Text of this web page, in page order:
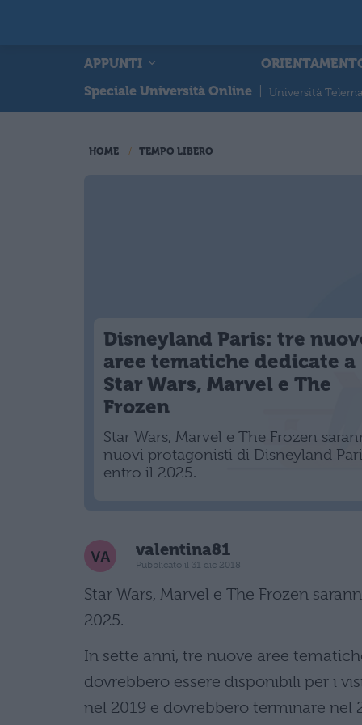
APPUNTI
Speciale Università Online
Università
HOME TEMPO LIBERO
Disneyland Paris: tre
aree tematiche dedicate a
Star Wars, Marvel e The
Frozen
Star Wars, Marvel e The Frozen
nuovi protagonisti di Disneyland
entro il 2025.
valentina81
Pubblicato il 31 dic 2018
Star Wars, Marvel e The Frozen
2025.
In sette anni, tre nuove aree
dovrebbero essere disponibili per i
nel 2019 e dovrebbero terminare nel